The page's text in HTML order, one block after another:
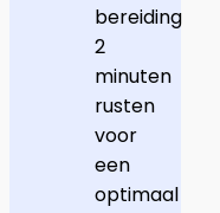
bereiding
2
minuten
rusten
voor
een
optimaal